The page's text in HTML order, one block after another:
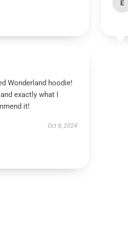
E
Wonderland hoodie!
exactly what I
it!
Oct 8, 2024